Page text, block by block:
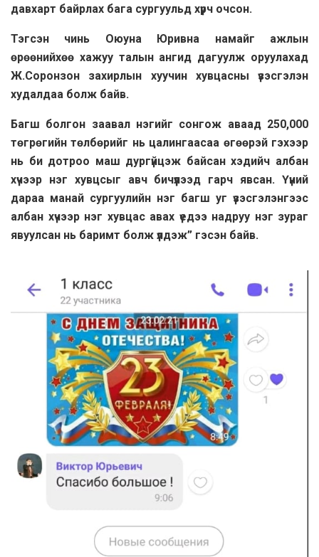
давхарт байрлах бага сургуульд хүрч очсон.
Тэгсэн чинь Оюуна Юривна намайг ажлын
өрөөнийхөө хажуу талын ангид дагуулж оруулахад
Ж.Соронзон захирлын хуучин хувцасны үзэсгэлэн
худалдаа болж байв.
Багш болгон заавал нэгийг сонгож аваад 250,000
төгрөгийн төлбөрийг нь цалингаасаа өгөөрэй гэхээр
нь би дотроо маш дургүйцэж байсан хэдийч албан
хүчээр нэг хувцсыг авч бичүүлээд гарч явсан. Үүний
дараа манай сургуулийн нэг багш уг үзэсгэлэнгээс
албан хүчээр нэг хувцас авах үедээ надруу нэг зураг
явуулсан нь баримт болж үлдэж” гэсэн байв.